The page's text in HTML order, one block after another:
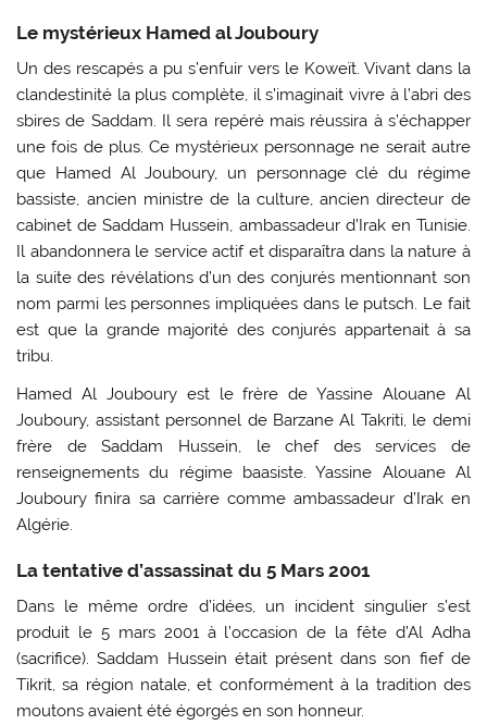
Le mystérieux Hamed al Jouboury
Un des rescapés a pu s’enfuir vers le Koweït. Vivant dans la
clandestinité la plus complète, il s’imaginait vivre à l’abri des
sbires de Saddam. Il sera repéré mais réussira à s’échapper
une fois de plus. Ce mystérieux personnage ne serait autre
que Hamed Al Jouboury, un personnage clé du régime
bassiste, ancien ministre de la culture, ancien directeur de
cabinet de Saddam Hussein, ambassadeur d’Irak en Tunisie.
Il abandonnera le service actif et disparaîtra dans la nature à
la suite des révélations d’un des conjurés mentionnant son
nom parmi les personnes impliquées dans le putsch. Le fait
est que la grande majorité des conjurés appartenait à sa
tribu.
Hamed Al Jouboury est le frère de Yassine Alouane Al
Jouboury, assistant personnel de Barzane Al Takriti, le demi
frère de Saddam Hussein, le chef des services de
renseignements du régime baasiste. Yassine Alouane Al
Jouboury finira sa carrière comme ambassadeur d’Irak en
Algérie.
La tentative d’assassinat du 5 Mars 2001
Dans le même ordre d’idées, un incident singulier s’est
produit le 5 mars 2001 à l’occasion de la fête d’Al Adha
(sacrifice). Saddam Hussein était présent dans son fief de
Tikrit, sa région natale, et conformément à la tradition des
moutons avaient été égorgés en son honneur.